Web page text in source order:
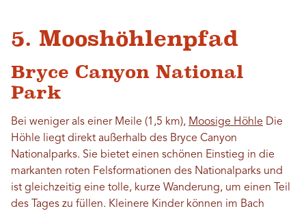
5. Mooshöhlenpfad
Bryce Canyon National
Park
Bei weniger als einer Meile (1,5 km), Moosige Höhle Die
Höhle liegt direkt außerhalb des Bryce Canyon
Nationalparks. Sie bietet einen schönen Einstieg in die
markanten roten Felsformationen des Nationalparks und
ist gleichzeitig eine tolle, kurze Wanderung, um einen Teil
des Tages zu füllen. Kleinere Kinder können im Bach